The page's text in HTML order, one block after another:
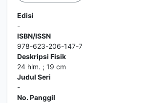
Edisi
-
ISBN/ISSN
978-623-206-147-7
Deskripsi Fisik
24 hlm. ; 19 cm
Judul Seri
-
No. Panggil